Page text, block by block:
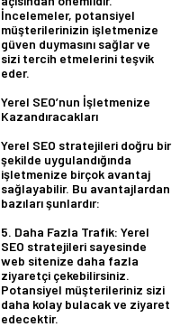
İncelemeler, potansiyel
müşterilerinizin işletmenize
güven duymasını sağlar ve
sizi tercih etmelerini teşvik
eder.
Yerel SEO’nun İşletmenize
Kazandıracakları
Yerel SEO stratejileri doğru bir
şekilde uygulandığında
işletmenize birçok avantaj
sağlayabilir. Bu avantajlardan
bazıları şunlardır:
Daha Fazla Trafik: Yerel
SEO stratejileri sayesinde
web sitenize daha fazla
ziyaretçi çekebilirsiniz.
Potansiyel müşterileriniz sizi
daha kolay bulacak ve ziyaret
edecektir.